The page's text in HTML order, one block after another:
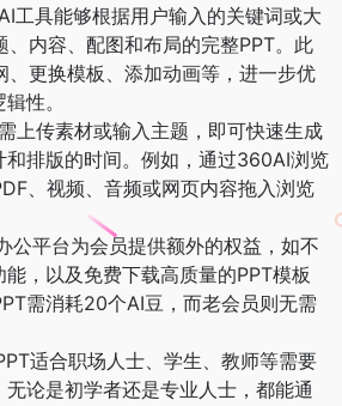
工具能够根据用户输入的关键词或大
、内容、配图和布局的完整PPT。此
、更换模板、添加动画等，进一步优
性。
上传素材或输入主题，即可快速生成
和排版的时间。例如，通过360AI浏览
、视频、音频或网页内容拖入浏览
公平台为会员提供额外的权益，如不
，以及免费下载高质量的PPT模板
需消耗20个AI豆，而老会员则无需
适合职场人士、学生、教师等需要
论是初学者还是专业人士，都能通